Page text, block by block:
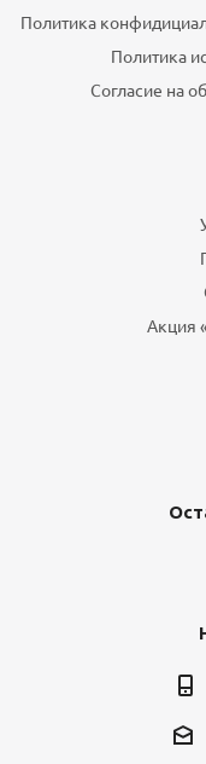
Политика
Политика
Согласие на
Акция